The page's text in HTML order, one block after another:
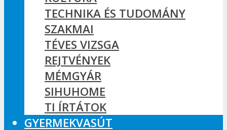
TECHNIKA ÉS TUDOMÁNY
SZAKMAI
TÉVES VIZSGA
REJTVÉNYEK
MÉMGYÁR
SIHUHOME
TI ÍRTÁTOK
GYERMEKVASÚT